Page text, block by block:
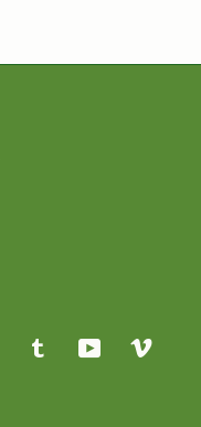
InstagramTumblr YouTube